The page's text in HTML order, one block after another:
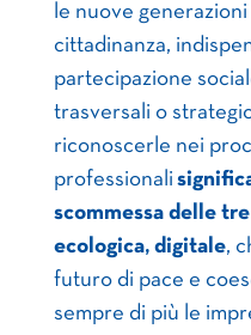
le nuove
cittadinanza,
partecipazione
trasversali o
riconoscerle nei
professionali
scommessa delle
ecologica, digitale,
futuro di pace e
sempre di più le